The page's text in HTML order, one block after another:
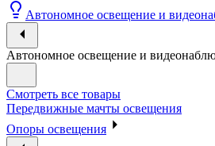
Автономное освещение и
Автономное освещение и
Смотреть все товары
Передвижные мачты освещения
Опоры освещения